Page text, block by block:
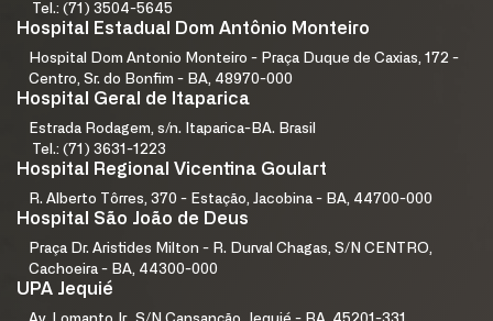
Tel.: (71) 3504-5645
Hospital Estadual Dom Antônio Monteiro
Hospital Dom Antonio Monteiro - Praça Duque de Caxias, 172 -
Centro, Sr. do Bonfim - BA, 48970-000
Hospital Geral de Itaparica
Estrada Rodagem, s/n. Itaparica-BA. Brasil
Tel.: (71) 3631-1223
Hospital Regional Vicentina Goulart
R. Alberto Tôrres, 370 - Estação, Jacobina - BA, 44700-000
Hospital São João de Deus
Praça Dr. Aristides Milton - R. Durval Chagas, S/N CENTRO,
Cachoeira - BA, 44300-000
UPA Jequié